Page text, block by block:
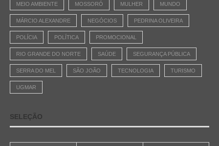
MEIO AMBIENTE MOSSORÓ MULHER MUNDO
MÁRCIO ALEXANDRE NEGÓCIOS PEDRINA OLIVEIRA
POLÍCIA POLÍTICA PROMOCIONAL
RIO GRANDE DO NORTE SAÚDE SEGURANÇA PÚBLICA
SERRA DO MEL SÃO JOÃO TECNOLOGIA TURISMO
UGMAR
SELEÇÃO